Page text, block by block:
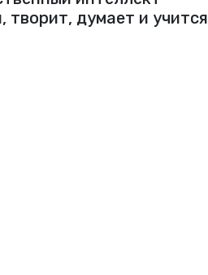
творит, думает и учится